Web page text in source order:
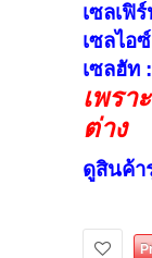
เซลเฟิ
เซลไอ
เซลฮัท
เพรา
ต่าง
ดูสินค้า